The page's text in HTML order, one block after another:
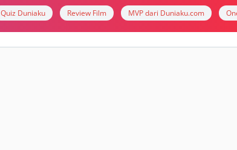
Quiz Duniaku Review Film MVP dari Duniaku.com